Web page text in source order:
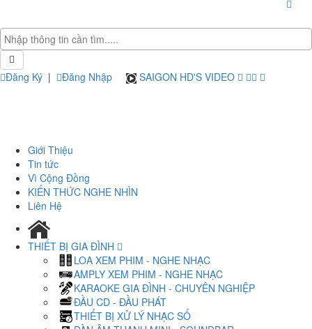
Đăng Ký | Đăng Nhập SAIGON HD'S VIDEO
Giới Thiệu
Tin tức
Vì Cộng Đồng
KIẾN THỨC NGHE NHÌN
Liên Hệ
THIẾT BỊ GIA ĐÌNH
LOA XEM PHIM - NGHE NHẠC
AMPLY XEM PHIM - NGHE NHẠC
KARAOKE GIA ĐÌNH - CHUYÊN NGHIỆP
ĐẦU CD - ĐẦU PHÁT
THIẾT BỊ XỬ LÝ NHẠC SỐ